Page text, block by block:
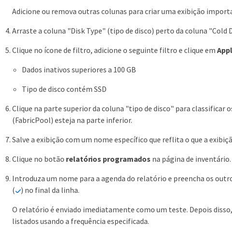
Adicione ou remova outras colunas para criar uma exibição
Arraste a coluna "Disk Type" (tipo de disco) perto da coluna "Cold
Clique no ícone de filtro, adicione o seguinte filtro e clique em
Dados inativos superiores a 100 GB
Tipo de disco contém SSD
Clique na parte superior da coluna "tipo de disco" para classificar
(FabricPool) esteja na parte inferior.
Salve a exibição com um nome específico que reflita o que a
Clique no botão relatórios programados na página de inventário.
Introduza um nome para a agenda do relatório e preencha os
(
) no final da linha.
O relatório é enviado imediatamente como um teste. Depois
listados usando a frequência especificada.